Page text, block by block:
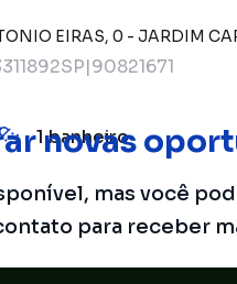
novas
mas você
para receber
EIRAS, 0 - JARDIM
1 banheiro